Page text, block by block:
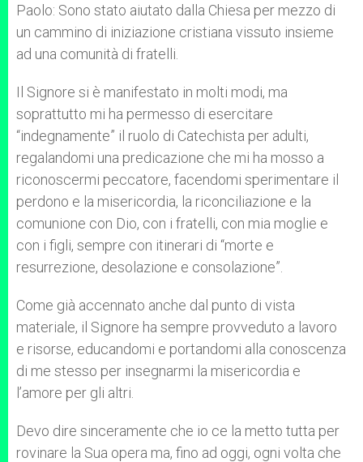
Paolo: Sono stato aiutato dalla Chiesa per mezzo di
un cammino di iniziazione cristiana vissuto insieme
ad una comunità di fratelli.
Il Signore si è manifestato in molti modi, ma
soprattutto mi ha permesso di esercitare
“indegnamente” il ruolo di Catechista per adulti,
regalandomi una predicazione che mi ha mosso a
riconoscermi peccatore, facendomi sperimentare il
perdono e la misericordia, la riconciliazione e la
comunione con Dio, con i fratelli, con mia moglie e
con i figli, sempre con itinerari di “morte e
resurrezione, desolazione e consolazione”.
Come già accennato anche dal punto di vista
materiale, il Signore ha sempre provveduto a lavoro
e risorse, educandomi e portandomi alla conoscenza
di me stesso per insegnarmi la misericordia e
l’amore per gli altri.
Devo dire sinceramente che io ce la metto tutta per
rovinare la Sua opera ma, fino ad oggi, ogni volta che